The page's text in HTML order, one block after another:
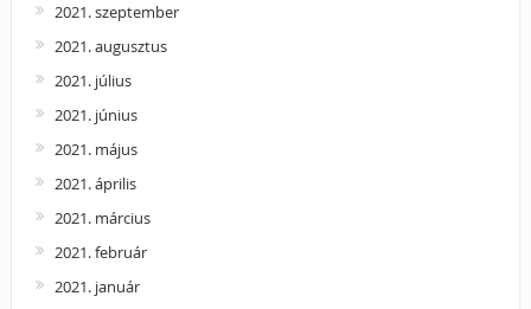
2021. szeptember
2021. augusztus
2021. július
2021. június
2021. május
2021. április
2021. március
2021. február
2021. január